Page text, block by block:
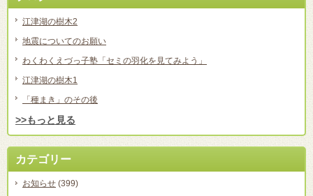
江津湖の樹木2
地震についてのお願い
わくわくえづっ子塾「セミの羽化を見てみよう」
江津湖の樹木1
「種まき」のその後
>>もっと見る
カテゴリー
お知らせ (399)